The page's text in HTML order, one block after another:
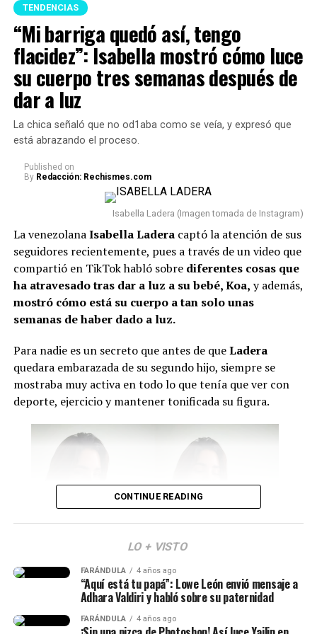
permitir que la energía circule libremente.
5 Para finalizar,se recomienda no tener en la entrada
principal de la casa nada que obstaculice el camino.
Cualquier elemento allí puede generar una sensación de
desorden y dificultar el ingreso de nuevas
oportunidades, según esta práctica.
Secretaría General Iberoamericana, Marruecos,
Guatemala, México, Alemania, Curazao, Perú, Suecia
y Uruguay.
Además, ya se confirmó la asistencia de 14 jefes de
Estado a la ceremonia. Ellos son: J
Kast, de Chile; Santiago Peña, de Paraguay; José
Raúl Mulino, de Panamá; Luis Abinader, de
República Dominicana; Nasry Asfura, de Honduras;
y Gilmar Pisas, de Curazao, en representación del
Reino de los Países Bajos.
vicepresidentes de Perú y Guatemala.
Lee también: “No compaginamos”: Juanda Caribe
habló de Sheila Gandara y reveló cómo está su
relación actualmente
Con respecto a los expresidentes del país, asistirán
Duque, César Gaviria y Andrés Pastrana.
embargo, aún hay incertidumbre sobre si Álvaro Uribe
hará acto de presencia.
Por último, se conoció que durante esta jornada se
firmarán nuevosdecretos relacionados con temas de
salud, seguridad y reducción de costos en contratos
públicos. Además, se posesionarán los ministros y se
Cabe señalar que Abelardo ya envió un mensaje sobre lo
que será este día.
“Mi posesión será mucho
más que una ceremonia.
Será la primera
demostración de que la
TENDENCIAS
“Mi barriga quedó así, tengo
flacidez”: Isabella mostró cómo luce
su cuerpo tres semanas después de
dar a luz
La chica señaló que no od1aba como se veía, y expresó que
está abrazando el proceso.
Published on
By Redacción: Rechismes.com
Isabella Ladera (Imagen tomada de Instagram)
La venezolanaIsabella Laderacaptó la atención de sus
seguidores recientemente, pues a través de un video que
compartió en TikTok habló sobrediferentes cosas que
ha atravesado tras dar a luz a su bebé, Koa, y además,
mostró cómo está su cuerpo a tan solo unas
semanas de haber dado a luz.
Para nadie es un secreto que antes de queLadera
quedara embarazada de su segundo hijo, siempre se
mostraba muy activa en todo lo que tenía que ver con
deporte, ejercicio y mantener tonificada su figura.
Isabella Ladera (Imagen tomada de IG)
Y en esta oportunidad, Isabella habló de los c
que ha atravesado su cuerpo tras el embarazoy
CONTINUE READING
LO + VISTO
FARÁNDULA 4 años ago
“Aquí está tu papá”: Lowe León envió mensaje a
Adhara Valdiri y habló sobre su paternidad
FARÁNDULA 4 años ago